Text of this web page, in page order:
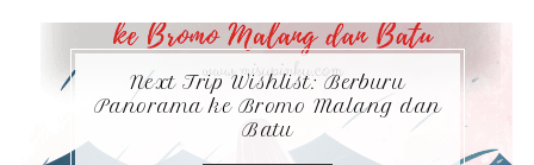
Next Trip Wishlist: Berburu
Panorama ke Bromo Malang dan
Batu